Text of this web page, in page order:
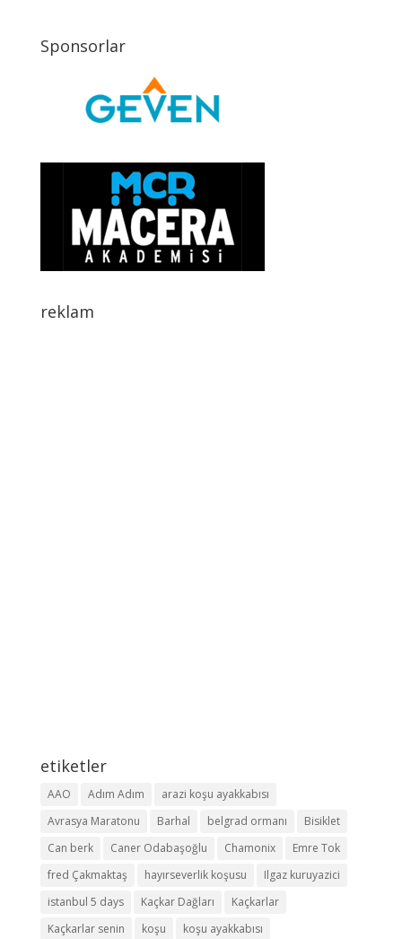
Sponsorlar
reklam
etiketler
AAO Adım Adım
arazi koşu ayakkabısı
Avrasya Maratonu
Barhal belgrad ormanı
Bisiklet
Can berk
Caner Odabaşoğlu Chamonix
Emre Tok
fred Çakmaktaş
hayırseverlik koşusu
Ilgaz kuruyazici
istanbul 5 days
Kaçkar Dağları
Kaçkarlar
Kaçkarlar senin
koşu koşu ayakkabısı